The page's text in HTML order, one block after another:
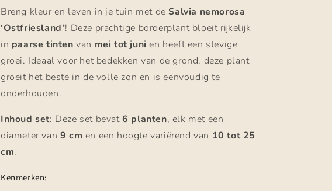
Breng kleur en leven in je tuin met deSalvia nemorosa
‘Ostfriesland’! Deze prachtige borderplant bloeit rijkelijk
in paarse tinten van mei tot juni en heeft een stevige
groei. Ideaal voor het bedekken van de grond, deze plant
groeit het beste in de volle zon en is eenvoudig te
onderhouden.
Inhoud set: Deze set bevat6 planten, elk met een
diameter van 9 cm en een hoogte variërend van 10 tot 25
cm.
Kenmerken: